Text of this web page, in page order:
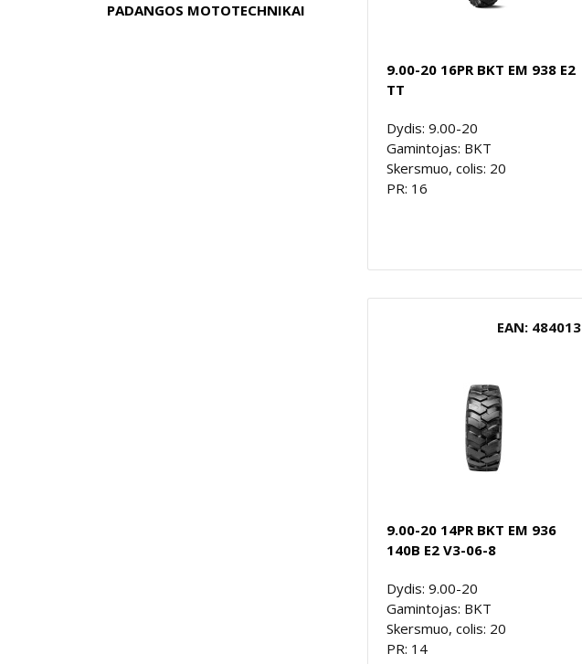
PADANGOS MOTOTECHNIKAI
9.00-20 16PR BKT EM 938 E2
TT
Dydis: 9.00-20
Gamintojas: BKT
Skersmuo, colis: 20
PR: 16
EAN: 484013
9.00-20 14PR BKT EM 936
140B E2 V3-06-8
Dydis: 9.00-20
Gamintojas: BKT
Skersmuo, colis: 20
PR: 14